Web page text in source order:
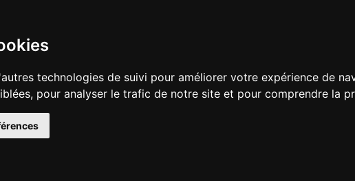
technologies de suivi pour améliorer votre expérience de
pour analyser le trafic de notre site et pour comprendre la